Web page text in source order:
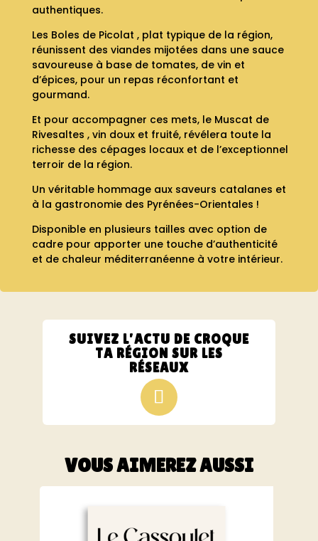
authentiques.
Les Boles de Picolat , plat typique de la région,
réunissent des viandes mijotées dans une sauce
savoureuse à base de tomates, de vin et
d’épices, pour un repas réconfortant et
gourmand.
Et pour accompagner ces mets, le Muscat de
Rivesaltes , vin doux et fruité, révélera toute la
richesse des cépages locaux et de l’exceptionnel
terroir de la région.
Un véritable hommage aux saveurs catalanes et
à la gastronomie des Pyrénées-Orientales !
Disponible en plusieurs tailles avec option de
cadre pour apporter une touche d’authenticité
et de chaleur méditerranéenne à votre intérieur.
SUIVEZ L’ACTU DE CROQUE
TA RÉGION SUR LES
RÉSEAUX
VOUS AIMEREZ AUSSI